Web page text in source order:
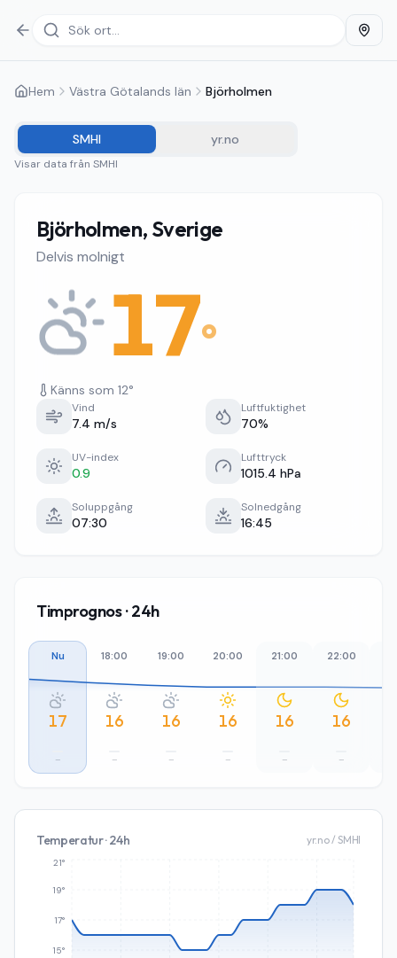
Hem Västra Götalands län Björholmen
SMHI yr.no
Visar data från SMHI
Björholmen, Sverige
Delvis molnigt
17°
Känns som 12°
Vind
7.4 m/s
Luftfuktighet
70%
UV-index
0.9
Lufttryck
1015.4 hPa
Soluppgång
07:30
Solnedgång
16:45
Timprognos · 24h
Nu
17
–
18:00
16
–
19:00
16
–
20:00
16
–
21:00
16
–
22:00
16
–
Temperatur · 24h yr.no / SMHI
15°
17°
19°
21°